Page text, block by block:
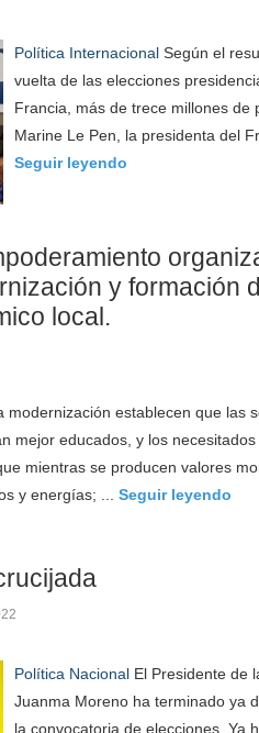
Política Internacional Según el
vuelta de las elecciones
Francia, más de trece millones de
Marine Le Pen, la presidenta del
Seguir leyendo
y formación
local.
modernización establecen que las
mejor educados, y los
mientras se producen valores
y energías; ... Seguir leyendo
Política Nacional El Presidente de
Juanma Moreno ha terminado ya
la convocatoria de elecciones. Ya